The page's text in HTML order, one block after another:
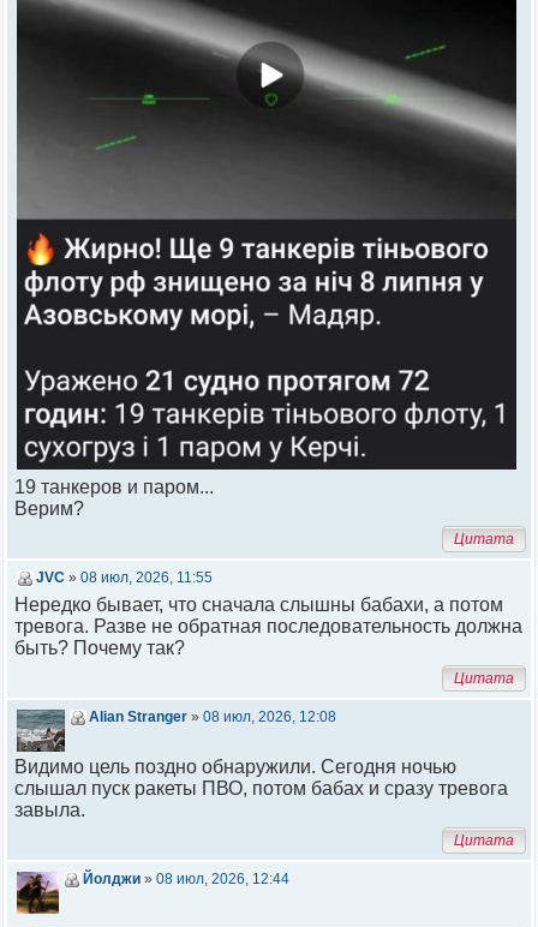
19 танкеров и паром...
Верим?
Цитата
JVC » 08 июл, 2026, 11:55
Нередко бывает, что сначала слышны бабахи, а потом
тревога. Разве не обратная последовательность должна
быть? Почему так?
Цитата
Alian Stranger » 08 июл, 2026, 12:08
Видимо цель поздно обнаружили. Сегодня ночью
слышал пуск ракеты ПВО, потом бабах и сразу тревога
завыла.
Цитата
Йолджи » 08 июл, 2026, 12:44